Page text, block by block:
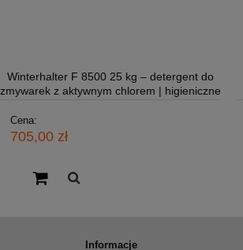
Winterhalter F 8500 25 kg – detergent do
zmywarek z aktywnym chlorem | higieniczne
Cena:
705,00 zł
Informacje